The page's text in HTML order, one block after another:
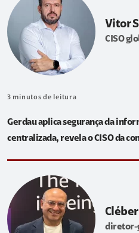
Vitor
CISO
3 minutos de leitura
Gerdau aplica segurança da
centralizada, revela o CISO da
diretor-